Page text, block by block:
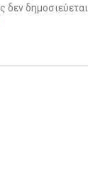
δεν δημοσιεύεται.